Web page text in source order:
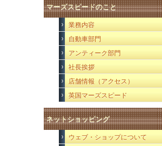
マーズスピードのこと
業務内容
自動車部門
アンティーク部門
社長挨拶
店舗情報（アクセス）
英国マーズスピード
ネットショッピング
ウェブ・ショップについて